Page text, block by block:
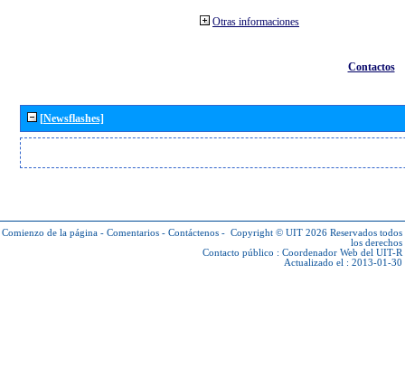
Otras informaciones
Contactos
[Newsflashes]
Comienzo de la página - Comentarios - Contáctenos - Copyright © UIT 2026 Reservados todos
los derechos
Contacto público : Coordenador Web del UIT-R
Actualizado el : 2013-01-30